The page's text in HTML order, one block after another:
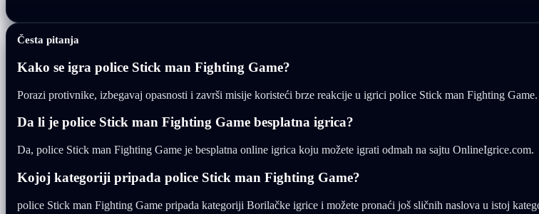
Česta pitanja
Kako se igra police Stick man Fighting Game?
Porazi protivnike, izbegavaj opasnosti i završi misije koristeći brze reakcije u igrici police Stick man Fighting Game.
Da li je police Stick man Fighting Game besplatna igrica?
Da, police Stick man Fighting Game je besplatna online igrica koju možete igrati odmah na sajtu OnlineIgrice.com.
Kojoj kategoriji pripada police Stick man Fighting Game?
police Stick man Fighting Game pripada kategoriji Borilačke igrice i možete pronaći još sličnih naslova u istoj